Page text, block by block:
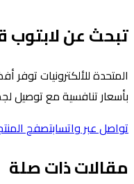
تبحث عن لابتوب
المتحدة للألكترونيات توفر
بأسعار تنافسية مع توصيل
تواصل عبر واتسابتصفح
مقالات ذات صلة